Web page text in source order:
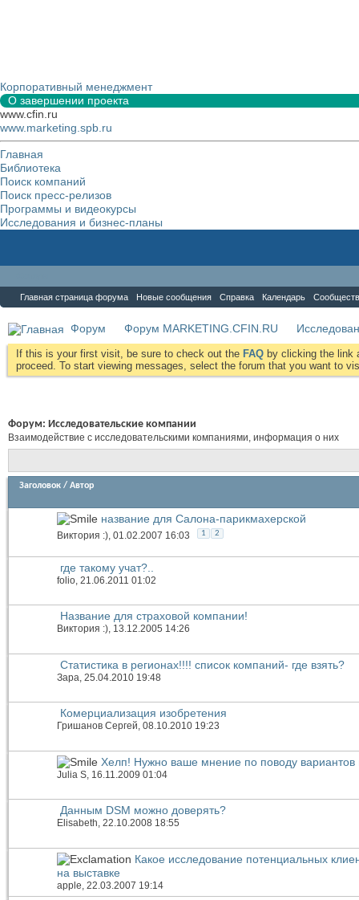
Корпоративный менеджмент
О завершении проекта
www.cfin.ru
www.marketing.spb.ru
Главная
Библиотека
Поиск компаний
Поиск пресс-релизов
Программы и видеокурсы
Исследования и бизнес-планы
Главная страница форума Новые сообщения Справка Календарь
Форум Форум MARKETING.CFIN.RU
If this is your first visit, be sure to check out the FAQ by clicking the link
proceed. To start viewing messages, select the forum that you want to
Форум: Исследовательские компании
Взаимодействие с исследовательскими компаниями, информация о них
Заголовок / Автор
название для Салона-парикмахерской
Виктория :), 01.02.2007 16:03 1 2
где такому учат?..
folio, 21.06.2011 01:02
Название для страховой компании!
Виктория :), 13.12.2005 14:26
Статистика в регионах!!!! список компаний- где взять?
Зара , 25.04.2010 19:48
Комерциализация изобретения
Гришанов Сергей, 08.10.2010 19:23
Хелп! Нужно ваше мнение по поводу вариантов
Julia S , 16.11.2009 01:04
Данным DSM можно доверять?
Elisabeth, 22.10.2008 18:55
Какое исследование потенциальных
на выставке
apple , 22.03.2007 19:14